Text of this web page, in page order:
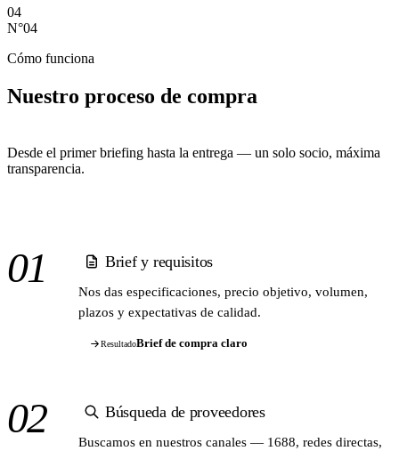
04
N°04
Cómo funciona
Nuestro proceso de compra
Desde el primer briefing hasta la entrega — un solo socio, máxima
transparencia.
01 Brief y requisitos
Nos das especificaciones, precio objetivo, volumen,
plazos y expectativas de calidad.
ResultadoBrief de compra claro
02 Búsqueda de proveedores
Buscamos en nuestros canales — 1688, redes directas,